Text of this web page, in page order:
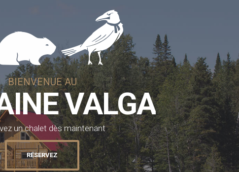
vez un chalet dès maintenant